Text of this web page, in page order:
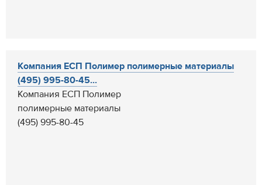
Компания ЕСП Полимер полимерные материалы
(495) 995-80-45...
Компания ЕСП Полимер
полимерные материалы
(495) 995-80-45